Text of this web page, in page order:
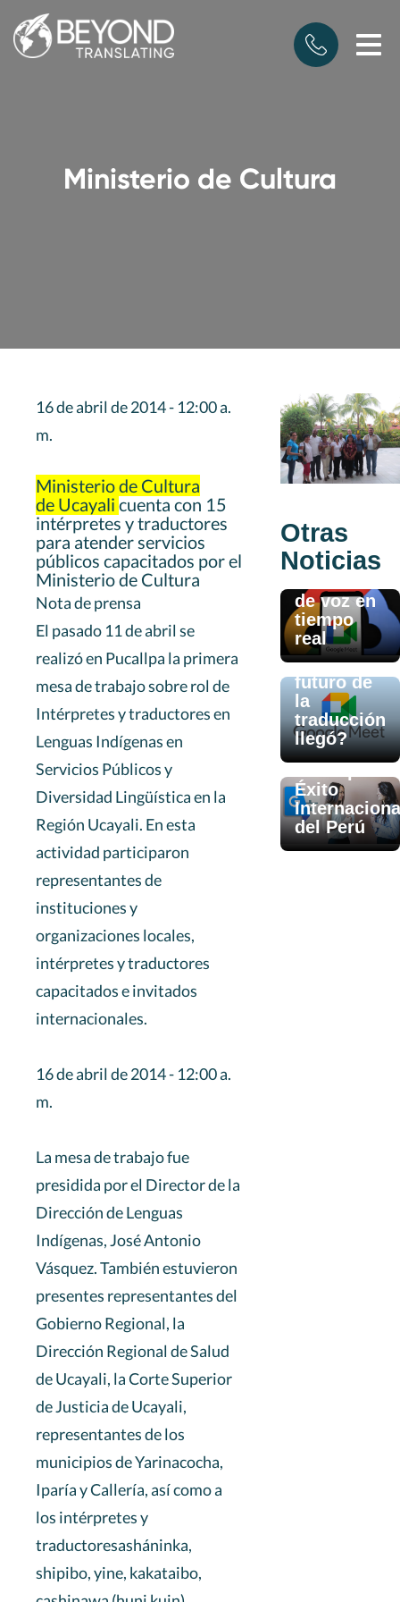
Ministerio de Cultura
16 de abril de 2014 - 12:00 a.
m.
Ministerio de Cultura
de Ucayali cuenta con 15
intérpretes y traductores
para atender servicios
públicos capacitados por el
Ministerio de Cultura
Nota de prensa
El pasado 11 de abril se
realizó en Pucallpa la primera
mesa de trabajo sobre rol de
Intérpretes y traductores en
Lenguas Indígenas en
Servicios Públicos y
Diversidad Lingüística en la
Región Ucayali. En esta
actividad participaron
representantes de
instituciones y
organizaciones locales,
intérpretes y traductores
capacitados e invitados
internacionales.
16 de abril de 2014 - 12:00 a.
m.
La mesa de trabajo fue
presidida por el Director de la
Dirección de Lenguas
Indígenas, José Antonio
Vásquez. También estuvieron
presentes representantes del
Gobierno Regional, la
Dirección Regional de Salud
de Ucayali, la Corte Superior
de Justicia de Ucayali,
representantes de los
municipios de Yarinacocha,
Iparía y Callería, así como a
los intérpretes y
traductoresasháninka,
shipibo, yine, kakataibo,
Otras
Noticias
Google
Meet
estrena
de voz en
tiempo
real
Jul 01, 2025
Google
Meet y la
magia de
traducir tu
voz en
tiempo
real: ¿el
futuro de
la
traducción
llegó?
Jul 01, 2025
Traducción
Profesional:
Éxito
del Perú